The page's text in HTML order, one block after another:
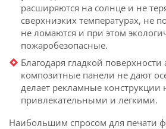
расширяются на солнце и не
сверхнизких температурах, не
не ломаются и при этом
пожаробезопасные.
Благодаря гладкой
композитные панели не дают
делает рекламные конструкции
привлекательными и легкими.
Наибольшим спросом для печати